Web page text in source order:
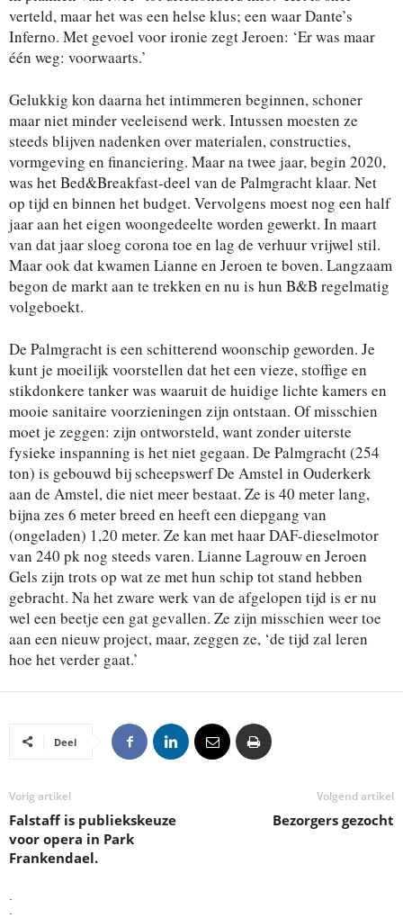
verteld, maar het was een helse klus; een waar Dante’s
Inferno. Met gevoel voor ironie zegt Jeroen: ‘Er was maar
één weg: voorwaarts.’
Gelukkig kon daarna het intimmeren beginnen, schoner
maar niet minder veeleisend werk. Intussen moesten ze
steeds blijven nadenken over materialen, constructies,
vormgeving en financiering. Maar na twee jaar, begin 2020,
was het Bed&Breakfast-deel van de Palmgracht klaar. Net
op tijd en binnen het budget. Vervolgens moest nog een half
jaar aan het eigen woongedeelte worden gewerkt. In maart
van dat jaar sloeg corona toe en lag de verhuur vrijwel stil.
Maar ook dat kwamen Lianne en Jeroen te boven. Langzaam
begon de markt aan te trekken en nu is hun B&B regelmatig
volgeboekt.
De Palmgracht is een schitterend woonschip geworden. Je
kunt je moeilijk voorstellen dat het een vieze, stoffige en
stikdonkere tanker was waaruit de huidige lichte kamers en
mooie sanitaire voorzieningen zijn ontstaan. Of misschien
moet je zeggen: zijn ontworsteld, want zonder uiterste
fysieke inspanning is het niet gegaan. De Palmgracht (254
ton) is gebouwd bij scheepswerf De Amstel in Ouderkerk
aan de Amstel, die niet meer bestaat. Ze is 40 meter lang,
bijna zes 6 meter breed en heeft een diepgang van
(ongeladen) 1,20 meter. Ze kan met haar DAF-dieselmotor
van 240 pk nog steeds varen. Lianne Lagrouw en Jeroen
Gels zijn trots op wat ze met hun schip tot stand hebben
gebracht. Na het zware werk van de afgelopen tijd is er nu
wel een beetje een gat gevallen. Ze zijn misschien weer toe
aan een nieuw project, maar, zeggen ze, ‘de tijd zal leren
hoe het verder gaat.’
Deel
Vorig artikel
Falstaff is publiekskeuze
voor opera in Park
Frankendael.
Volgend artikel
Bezorgers gezocht